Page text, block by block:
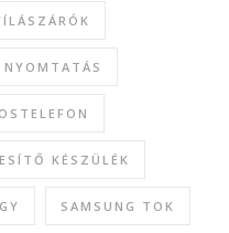
NYOMTATÁS
KÉSZÜLÉK
SAMSUNG TOK